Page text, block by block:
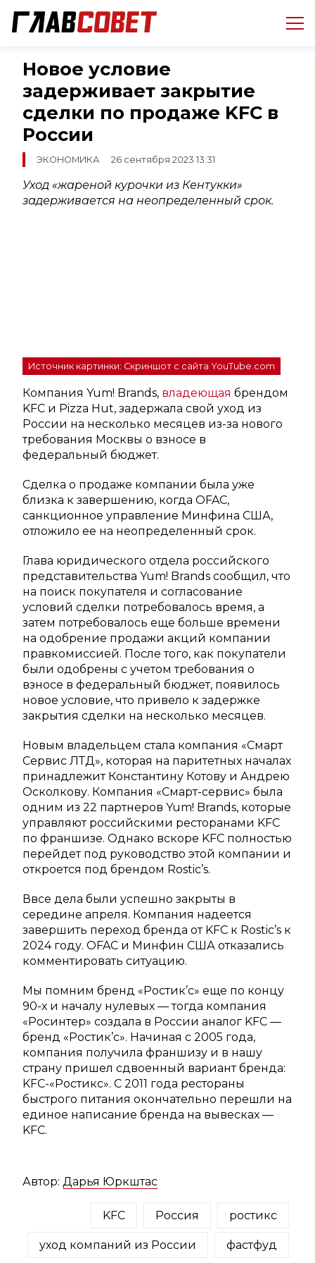
Новое условие
задерживает закрытие
сделки по продаже KFC в
России
ЭКОНОМИКА 26 сентября 2023 13:31
Уход «жареной курочки из Кентукки»
задерживается на неопределенный срок.
Источник картинки: Скриншот с сайта YouTube.com
Компания Yum! Brands, владеющая брендом
KFC и Pizza Hut, задержала свой уход из
России на несколько месяцев из-за нового
требования Москвы о взносе в
федеральный бюджет.
Сделка о продаже компании была уже
близка к завершению, когда OFAC,
санкционное управление Минфина США,
отложило ее на неопределенный срок.
Глава юридического отдела российского
представительства Yum! Brands сообщил, что
на поиск покупателя и согласование
условий сделки потребовалось время, а
затем потребовалось еще больше времени
на одобрение продажи акций компании
правкомиссией. После того, как покупатели
были одобрены с учетом требования о
взносе в федеральный бюджет, появилось
новое условие, что привело к задержке
закрытия сделки на несколько месяцев.
Новым владельцем стала компания «Смарт
Сервис ЛТД», которая на паритетных началах
принадлежит Константину Котову и Андрею
Осколкову. Компания «Смарт-сервис» была
одним из 22 партнеров Yum! Brands, которые
управляют российскими ресторанами KFC
по франшизе. Однако вскоре KFC полностью
перейдет под руководство этой компании и
откроется под брендом Rostic’s.
Ввсе дела были успешно закрыты в
середине апреля. Компания надеется
завершить переход бренда от KFC к Rostic’s к
2024 году. OFAC и Минфин США отказались
комментировать ситуацию.
Мы помним бренд «Ростик’с» еще по концу
90-х и началу нулевых — тогда компания
«Росинтер» создала в России аналог KFC —
бренд «Ростик’c». Начиная с 2005 года,
компания получила франшизу и в нашу
страну пришел сдвоенный вариант бренда:
KFC-«Ростикс». С 2011 года рестораны
быстрого питания окончательно перешли на
единое написание бренда на вывесках —
KFC.
Автор: Дарья Юркштас
KFC Россия ростикс
уход компаний из России фастфуд